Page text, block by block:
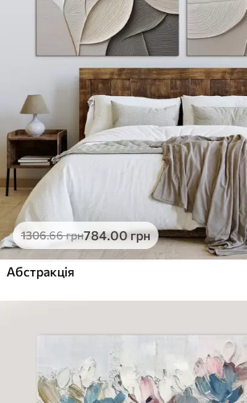
1306.66грн784.00грн
Абстракція